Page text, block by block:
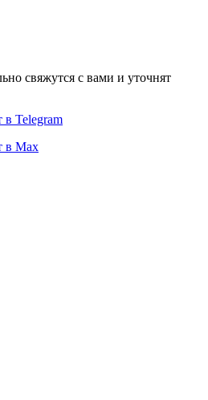
свяжутся с вами и уточнят
в Telegram
в Max